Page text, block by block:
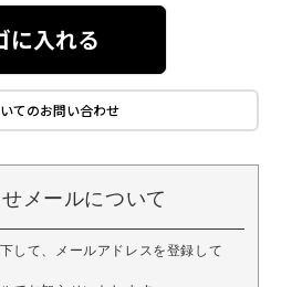
に入れる
てのお問い合わせ
メールについて
して、メールアドレスを登録して